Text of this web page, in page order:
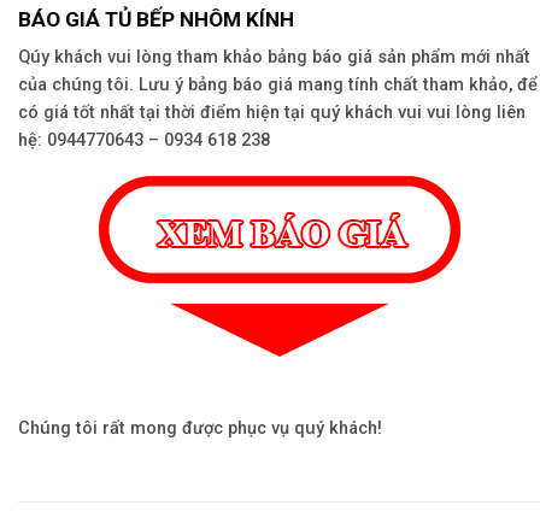
BÁO GIÁ TỦ BẾP NHÔM KÍNH
Qúy khách vui lòng tham khảo bảng báo giá sản phẩm mới nhất
của chúng tôi. Lưu ý bảng báo giá mang tính chất tham khảo, để
có giá tốt nhất tại thời điểm hiện tại quý khách vui vui lòng liên
hệ: 0944770643 – 0934 618 238
Chúng tôi rất mong được phục vụ quý khách!